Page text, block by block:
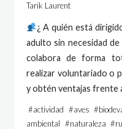
Tarik Laurent
​¿ A quién está
adulto sin necesidad
colabora de forma
realizar voluntariado o
y obtén ventajas frente
#actividad #aves #
ambiental #naturaleza #